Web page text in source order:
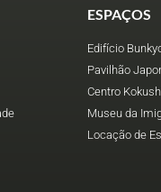
ESPAÇOS
Edifício
Pavilhão
Centro
Museu da
Locação de